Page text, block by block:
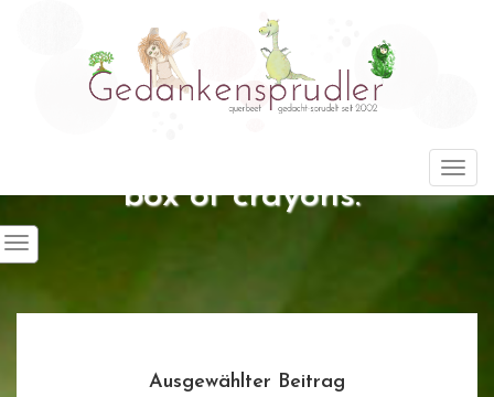
"Life is about using the whole
box of crayons."
Ausgewählter Beitrag